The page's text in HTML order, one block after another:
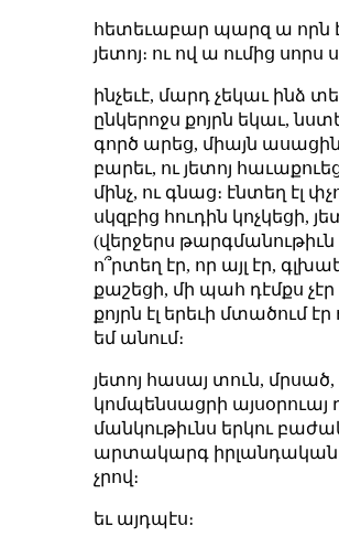
հետեւաբար պարզ ա որն
յետոյ։ ու ով ա ումից սորս
ինչեւէ, մարդ չեկաւ ինձ
ընկերոջս քոյրն եկաւ,
գործ արեց, միայն
բարեւ, ու յետոյ
մինչ, ու գնաց։ էնտեղ էլ
սկզբից հուդին կոչկեցի,
(վերջերս թարգմանութիւն
ո՞րտեղ էր, որ այլ էր,
քաշեցի, մի պահ դէմքս չէր
քոյրն էլ երեւի մտածում
եմ անում։
յետոյ հասայ տուն, մրսած,
կոմպենսացրի
մանկութիւնս երկու
արտակարգ իրլանդական
չրով։
եւ այդպէս։